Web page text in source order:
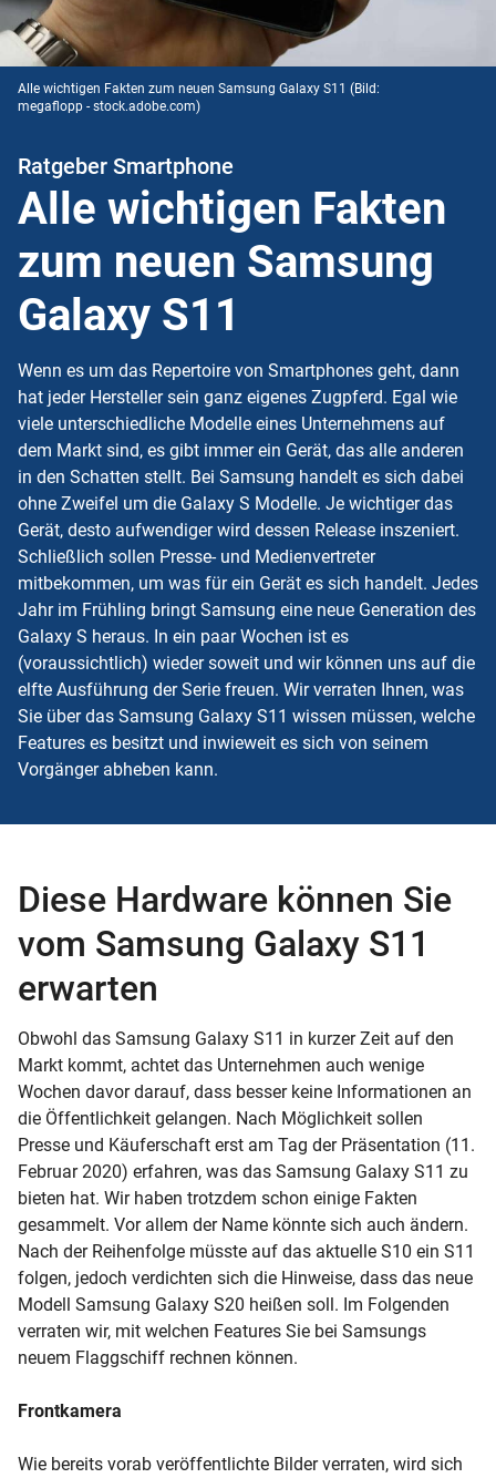
Alle wichtigen Fakten zum neuen Samsung Galaxy S11 (Bild:
megaflopp - stock.adobe.com)
Ratgeber Smartphone
Alle wichtigen Fakten
zum neuen Samsung
Galaxy S11
Wenn es um das Repertoire von Smartphones geht, dann
hat jeder Hersteller sein ganz eigenes Zugpferd. Egal wie
viele unterschiedliche Modelle eines Unternehmens auf
dem Markt sind, es gibt immer ein Gerät, das alle anderen
in den Schatten stellt. Bei Samsung handelt es sich dabei
ohne Zweifel um die Galaxy S Modelle. Je wichtiger das
Gerät, desto aufwendiger wird dessen Release inszeniert.
Schließlich sollen Presse- und Medienvertreter
mitbekommen, um was für ein Gerät es sich handelt. Jedes
Jahr im Frühling bringt Samsung eine neue Generation des
Galaxy S heraus. In ein paar Wochen ist es
(voraussichtlich) wieder soweit und wir können uns auf die
elfte Ausführung der Serie freuen. Wir verraten Ihnen, was
Sie über das Samsung Galaxy S11 wissen müssen, welche
Features es besitzt und inwieweit es sich von seinem
Vorgänger abheben kann.
Diese Hardware können Sie
vom Samsung Galaxy S11
erwarten
Obwohl das Samsung Galaxy S11 in kurzer Zeit auf den
Markt kommt, achtet das Unternehmen auch wenige
Wochen davor darauf, dass besser keine Informationen an
die Öffentlichkeit gelangen. Nach Möglichkeit sollen
Presse und Käuferschaft erst am Tag der Präsentation (11.
Februar 2020) erfahren, was das Samsung Galaxy S11 zu
bieten hat. Wir haben trotzdem schon einige Fakten
gesammelt. Vor allem der Name könnte sich auch ändern.
Nach der Reihenfolge müsste auf das aktuelle S10 ein S11
folgen, jedoch verdichten sich die Hinweise, dass das neue
Modell Samsung Galaxy S20 heißen soll. Im Folgenden
verraten wir, mit welchen Features Sie bei Samsungs
neuem Flaggschiff rechnen können.
Frontkamera
Wie bereits vorab veröffentlichte Bilder verraten, wird sich